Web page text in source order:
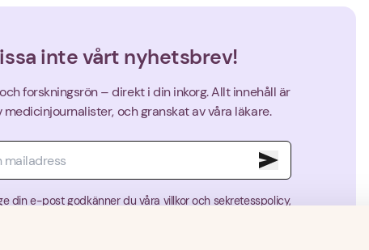
inte vårt nyhetsbrev!
forskningsrön – direkt i din inkorg. Allt innehåll är
medicinjournalister, och granskat av våra läkare.
din e-post godkänner du våra villkor och sekretesspolicy,